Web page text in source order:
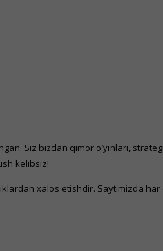
Siz bizdan qimor o’yinlari,
kelibsiz!
xalos etishdir. Saytimizda